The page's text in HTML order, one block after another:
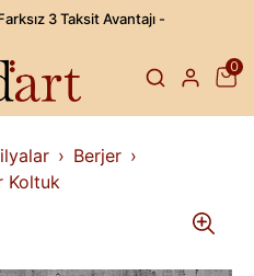
3 Taksit Avantajı -
0
Berjer
Koltuk